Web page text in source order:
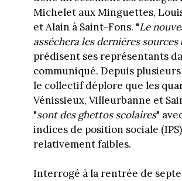
Michelet aux Minguettes,
et Alain à Saint-Fons. "Le
asséchera les dernières
prédisent ses représentants
communiqué. Depuis plusieurs
le collectif déplore que les
Vénissieux, Villeurbanne et
"sont des ghettos scolaires"
indices de position sociale (IPS)
relativement faibles.
Interrogé à la rentrée de